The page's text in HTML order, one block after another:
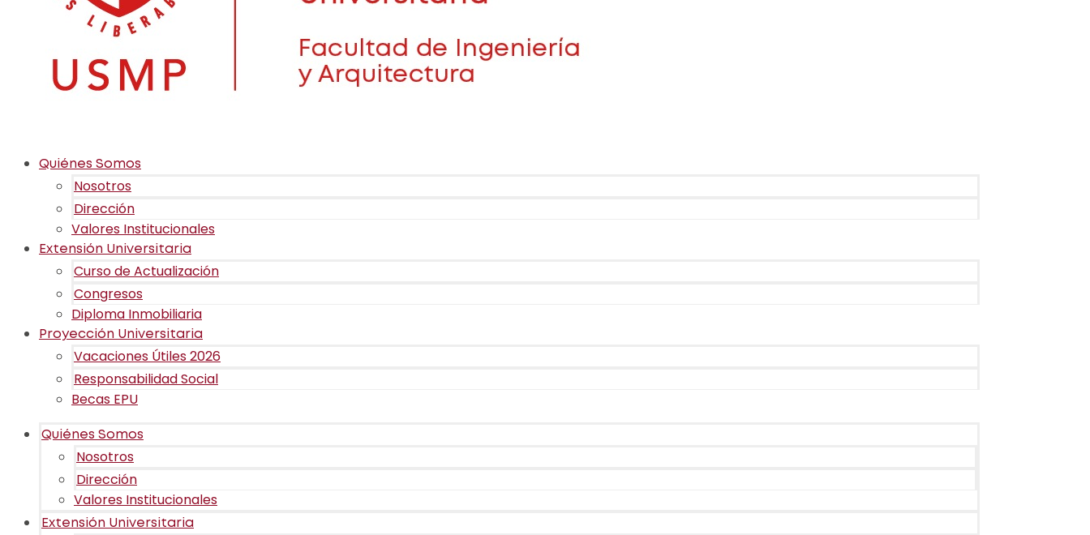
Quiénes Somos
Nosotros
Dirección
Valores Institucionales
Extensión Universitaria
Curso de Actualización
Congresos
Diploma Inmobiliaria
Proyección Universitaria
Vacaciones Útiles 2026
Responsabilidad Social
Becas EPU
Quiénes Somos
Nosotros
Dirección
Valores Institucionales
Extensión Universitaria